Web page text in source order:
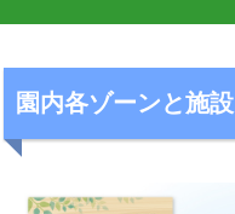
園内各ゾーンと施設